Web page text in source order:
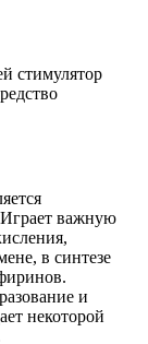
стимулятор
важную
в синтезе
и
некоторой